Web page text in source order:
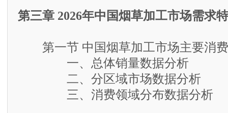
第三章 2026年中国烟草加工市场需求
第一节 中国烟草加工市场主要消费
一、总体销量数据分析
二、分区域市场数据分析
三、消费领域分布数据分析